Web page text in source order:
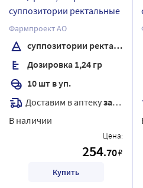
суппозитории ректальные
Фармпроект АО
суппозитории ректальные
Дозировка 1,24 гр
10 шт в уп.
Доставим в аптекузавтра
В наличии
Цена:
254.70₽
Купить